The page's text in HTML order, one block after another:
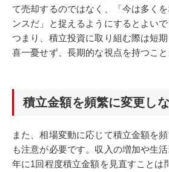
て売却するのではなく、「今は多く
ンスだ」と捉えるようにするとよいで
つまり、積立投資に取り組む際は短
喜一憂せず、長期的な視点を持つこと
積立金額を頻繁に変更し
また、相場変動に応じて積立金額を
も注意が必要です。収入の増加や生
年に1回程度積立金額を見直すことは